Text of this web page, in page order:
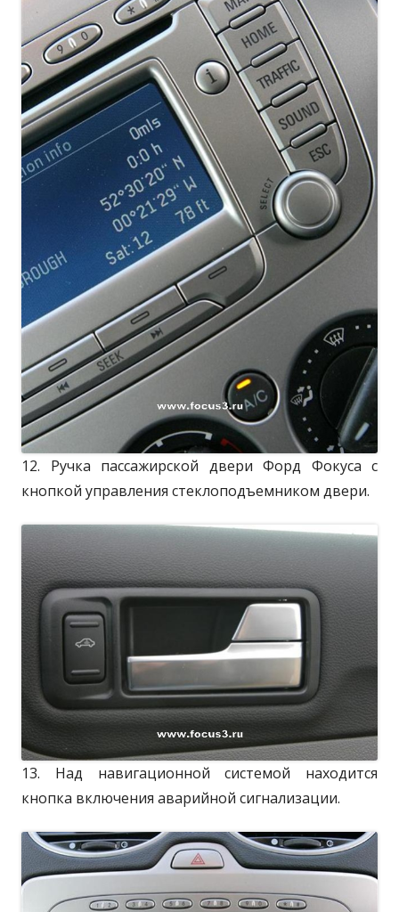
12. Ручка пассажирской двери Форд Фокуса с
кнопкой управления стеклоподъемником двери.
13. Над навигационной системой находится
кнопка включения аварийной сигнализации.